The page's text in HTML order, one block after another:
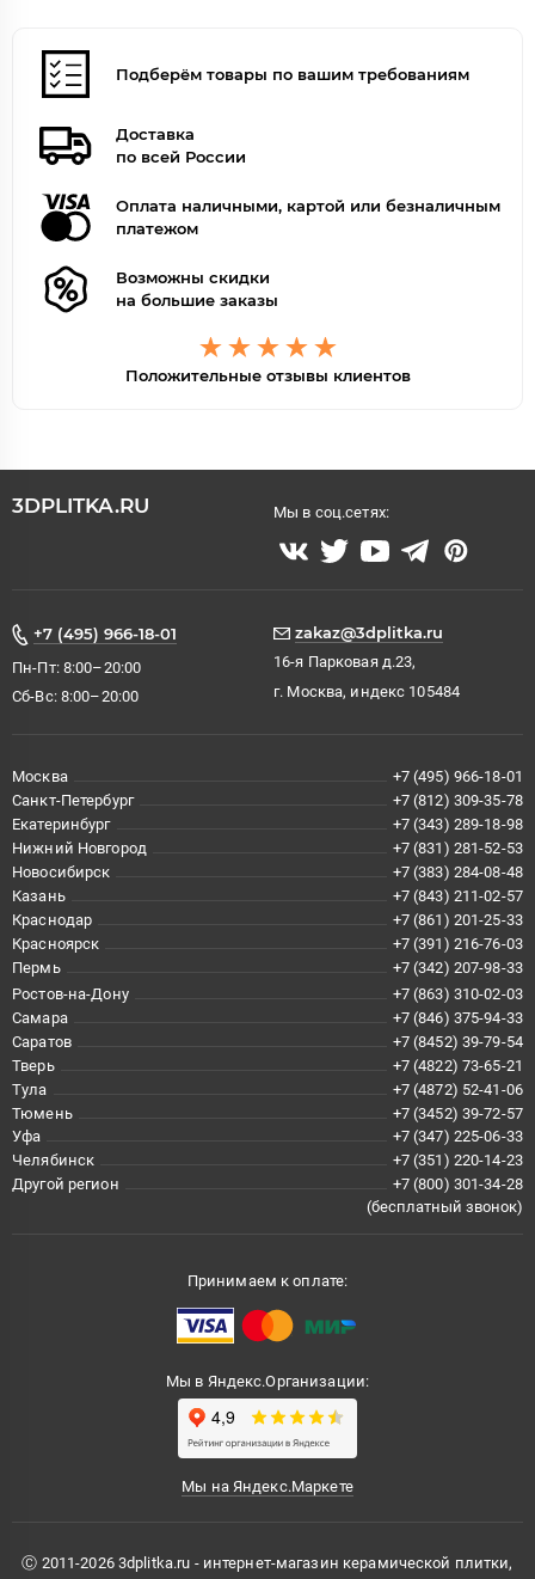
Подберём товары по вашим требованиям
Доставка
по всей России
Оплата наличными, картой или безналичным
платежом
Возможны скидки
на большие заказы
Положительные отзывы клиентов
3DPLITKA.RU Мы в соц.сетях:
+7 (495) 966-18-01
Пн-Пт: 8:00–20:00
Сб-Вс: 8:00–20:00
zakaz@3dplitka.ru
16-я Парковая д.23,
г. Москва, индекс 105484
Москва
+7 (495) 966-18-01
Санкт-Петербург
+7 (812) 309-35-78
Екатеринбург
+7 (343) 289-18-98
Нижний Новгород
+7 (831) 281-52-53
Новосибирск
+7 (383) 284-08-48
Казань
+7 (843) 211-02-57
Краснодар
+7 (861) 201-25-33
Красноярск
+7 (391) 216-76-03
Пермь
+7 (342) 207-98-33
Ростов-на-Дону
+7 (863) 310-02-03
Самара
+7 (846) 375-94-33
Саратов
+7 (8452) 39-79-54
Тверь
+7 (4822) 73-65-21
Тула
+7 (4872) 52-41-06
Тюмень
+7 (3452) 39-72-57
Уфа
+7 (347) 225-06-33
Челябинск
+7 (351) 220-14-23
Другой регион
+7 (800) 301-34-28
(бесплатный звонок)
Принимаем к оплате:
Мы в Яндекс.Организации:
Мы на Яндекс.Маркете
Ⓒ 2011-2026 3dplitka.ru - интернет-магазин керамической плитки,